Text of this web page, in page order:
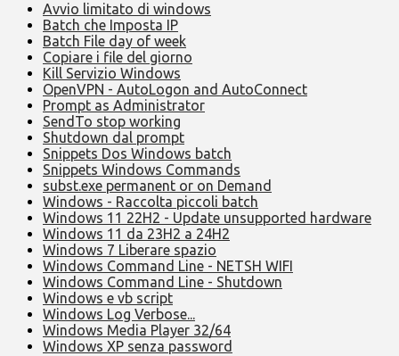
Avvio limitato di windows
Batch che Imposta IP
Batch File day of week
Copiare i file del giorno
Kill Servizio Windows
OpenVPN - AutoLogon and AutoConnect
Prompt as Administrator
SendTo stop working
Shutdown dal prompt
Snippets Dos Windows batch
Snippets Windows Commands
subst.exe permanent or on Demand
Windows - Raccolta piccoli batch
Windows 11 22H2 - Update unsupported hardware
Windows 11 da 23H2 a 24H2
Windows 7 Liberare spazio
Windows Command Line - NETSH WIFI
Windows Command Line - Shutdown
Windows e vb script
Windows Log Verbose...
Windows Media Player 32/64
Windows XP senza password